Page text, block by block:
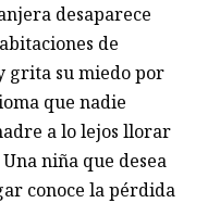
desaparece
de
grita su miedo por
que nadie
a lo lejos llorar
niña que desea
conoce la pérdida